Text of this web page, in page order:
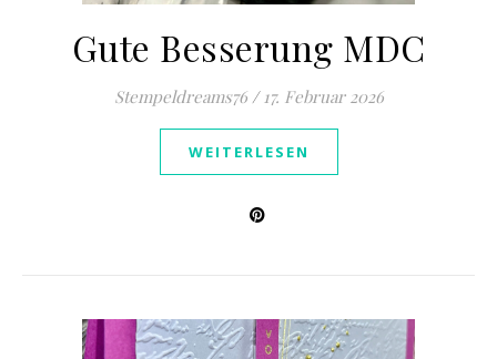
Gute Besserung MDC
Stempeldreams76 / 17. Februar 2026
WEITERLESEN